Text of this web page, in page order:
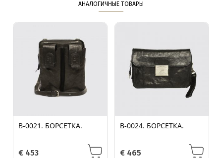
АНАЛОГИЧНЫЕ ТОВАРЫ
B-0021. БОРСЕТКА.
€ 453
B-0024. БОРСЕТКА.
€ 465